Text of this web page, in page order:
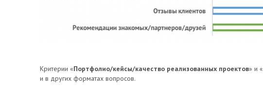
Критерии «Портфолио/кейсы/качество реализованных проектов» и «
и в других форматах вопросов.